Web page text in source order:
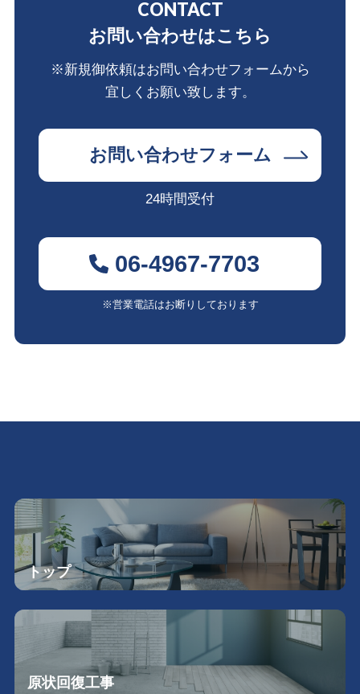
CONTACT
お問い合わせはこちら
※新規御依頼はお問い合わせフォームから
宜しくお願い致します。
お問い合わせフォーム
24時間受付
06-4967-7703
※営業電話はお断りしております
トップ
原状回復工事